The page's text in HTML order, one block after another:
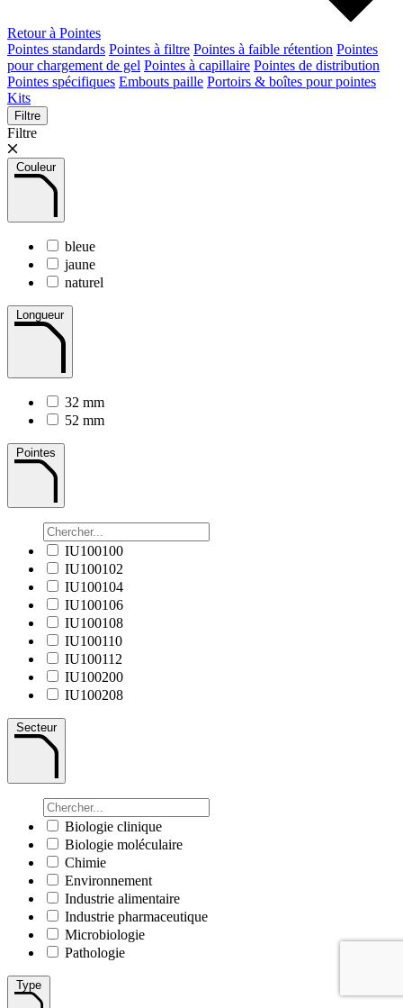
Retour à Pointes
Pointes standards Pointes à filtre Pointes à faible rétention Pointes
pour chargement de gel Pointes à capillaire Pointes de distribution
Pointes spécifiques Embouts paille Portoirs & boîtes pour pointes
Kits
Filtre
Filtre
Couleur
bleue
jaune
naturel
Longueur
32 mm
52 mm
Pointes
IU100100
IU100102
IU100104
IU100106
IU100108
IU100110
IU100112
IU100200
IU100208
Secteur
Biologie clinique
Biologie moléculaire
Chimie
Environnement
Industrie alimentaire
Industrie pharmaceutique
Microbiologie
Pathologie
Type